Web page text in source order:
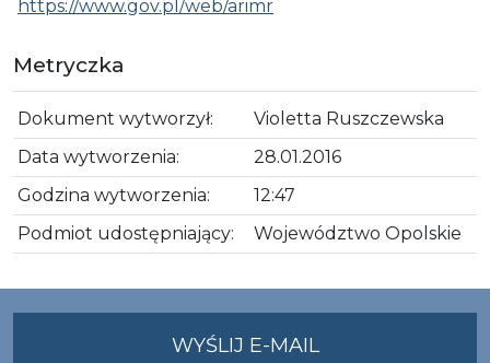
https://www.gov.pl/web/arimr
Metryczka
Dokument wytworzył:
Violetta Ruszczewska
Data wytworzenia:
28.01.2016
Godzina wytworzenia:
12:47
Podmiot udostępniający:
Województwo Opolskie
WYŚLIJ E-MAILNA